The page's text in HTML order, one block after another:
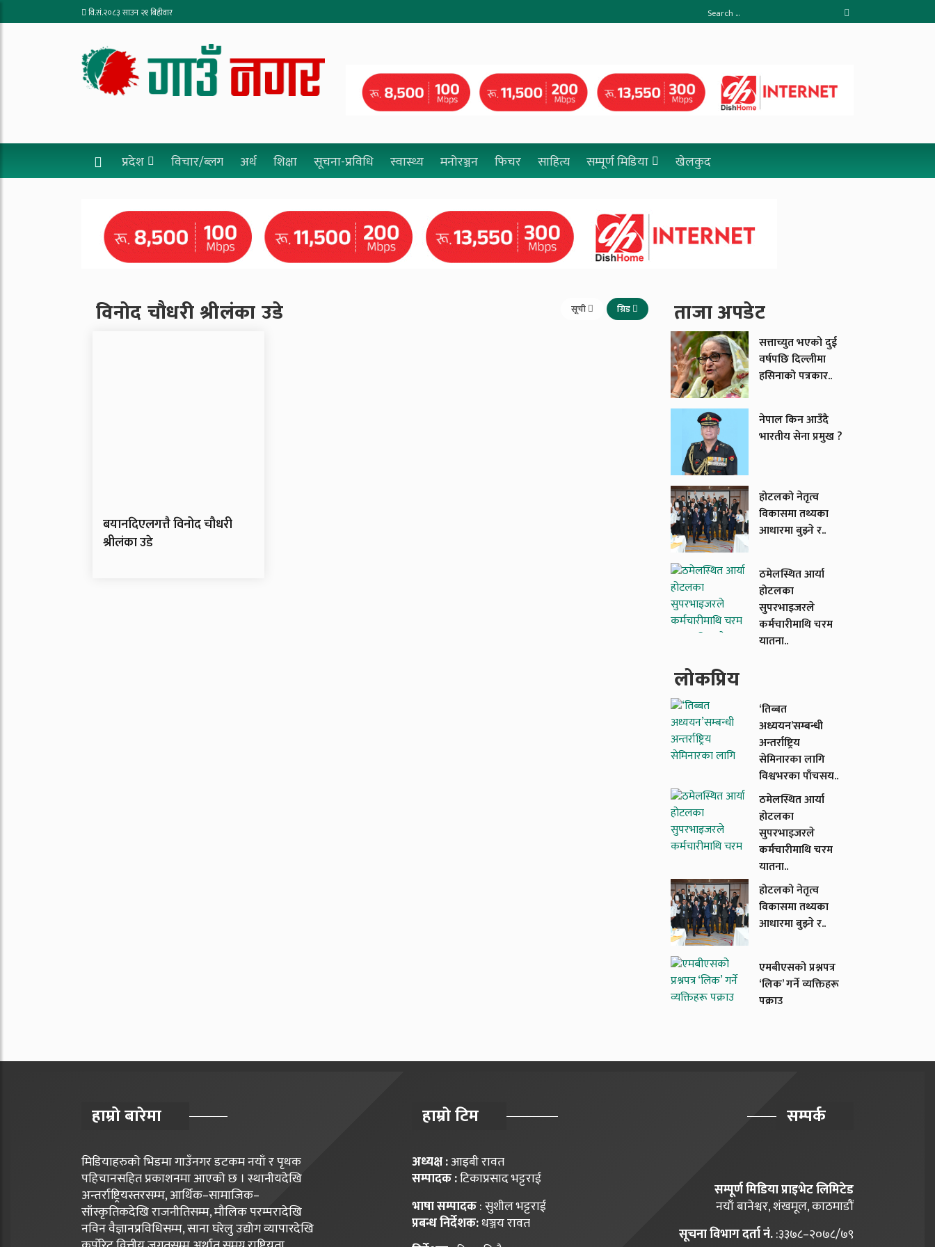
वि.सं.२०८३ साउन २१ बिहीवार
प्रदेश विचार/ब्लग अर्थ शिक्षा सूचना-प्रविधि स्वास्थ्य मनोरञ्जन फिचर साहित्य सम्पूर्ण मिडिया खेलकुद
विनोद चौधरी श्रीलंका उडे सूची ग्रिड
बयानदिएलगत्तै विनोद चौधरी
श्रीलंका उडे
ताजा अपडेट
सत्ताच्युत भएको दुई
वर्षपछि दिल्लीमा
हसिनाको पत्रकार..
नेपाल किन आउँदै
भारतीय सेना प्रमुख ?
होटलको नेतृत्व
विकासमा तथ्यका
आधारमा बुझ्ने र..
ठमेलस्थित आर्या
होटलका
सुपरभाइजरले
कर्मचारीमाथि चरम
यातना..
लाेकप्रिय
‘तिब्बत
अध्ययन’सम्बन्धी
अन्तर्राष्ट्रिय
सेमिनारका लागि
विश्वभरका पाँचसय..
ठमेलस्थित आर्या
होटलका
सुपरभाइजरले
कर्मचारीमाथि चरम
यातना..
होटलको नेतृत्व
विकासमा तथ्यका
आधारमा बुझ्ने र..
एमबीएसको प्रश्नपत्र
‘लिक’ गर्ने व्यक्तिहरू
पक्राउ
हाम्रो बारेमा
मिडियाहरुको भिडमा गाउँनगर डटकम नयाँ र पृथक
पहिचानसहित प्रकाशनमा आएको छ । स्थानीयदेखि
अन्तर्राष्ट्रियस्तरसम्म, आर्थिक–सामाजिक–
साँस्कृतिकदेखि राजनीतिसम्म, मौलिक परम्परादेखि
नविन वैज्ञानप्रविधिसम्म, साना घरेलु उद्योग व्यापारदेखि
हाम्राे टिम
अध्यक्ष :आइबी रावत
सम्पादक :टिकाप्रसाद भट्टराई
भाषा सम्पादक: सुशील भट्टराई
प्रबन्ध निर्देशक:धञ्जय रावत
सम्पर्क
सम्पूर्ण मिडिया प्राइभेट लिमिटेड
नयाँ बानेश्वर, शंखमूल, काठमाडौं
सूचना विभाग दर्ता नं.:३३७८–२०७८/७९